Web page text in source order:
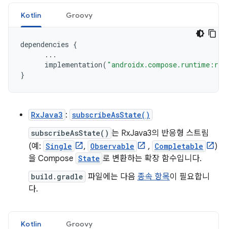
Kotlin Groovy
dependencies {
...
implementation(
}
RxJava3 : subscribeAsState()
subscribeAsState() 는 RxJava3의 반응형 스트림
(예: Single , Observable , Completable
)
을 Compose State 로 변환하는 확장 함수입니다.
build.gradle 파일에는 다음 종속 항목이 필요합니
다.
Kotlin Groovy